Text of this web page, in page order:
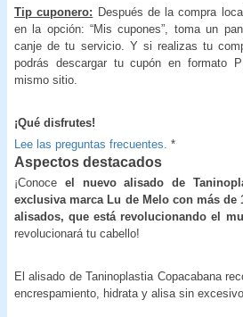
Tip cuponero: Después de la compra
en la opción: “Mis cupones”, toma un
canje de tu servicio. Y si realizas tu
podrás descargar tu cupón en formato
mismo sitio.
¡Qué disfrutes!
Lee las preguntas frecuentes. *
Aspectos destacados
¡Conoce el nuevo alisado de
exclusiva marca Lu de Melo con más de
alisados, que está revolucionando el
revolucionará tu cabello!
El alisado de Taninoplastia Copacabana
encrespamiento, hidrata y alisa sin